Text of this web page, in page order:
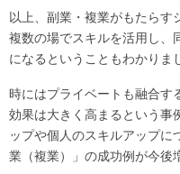
以上、副業・複業がもたらす
複数の場でスキルを活用し、
になるということもわかりま
時にはプライベートも融合す
効果は大きく高まるという事
ップや個人のスキルアップに
業（複業）」の成功例が今後